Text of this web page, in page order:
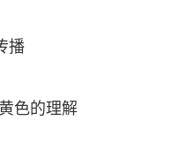
播
色的理解